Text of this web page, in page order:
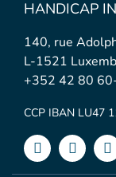
HANDICAP
140, rue
L-1521
+352 42 80
CCP IBAN LU47